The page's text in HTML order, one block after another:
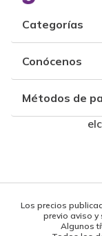
Categorías
Conócenos
Métodos de
Los precios
previo aviso y
Algunos